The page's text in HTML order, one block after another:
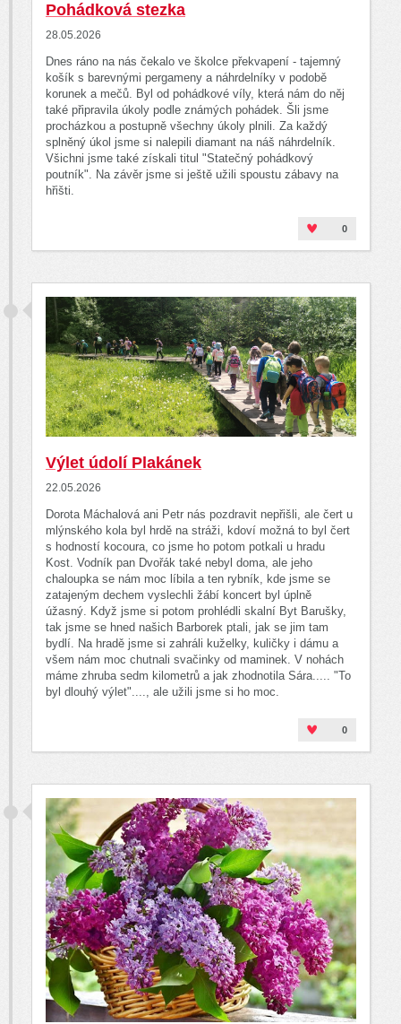
Pohádková stezka
28.05.2026
Dnes ráno na nás čekalo ve školce překvapení - tajemný
košík s barevnými pergameny a náhrdelníky v podobě
korunek a mečů. Byl od pohádkové víly, která nám do něj
také připravila úkoly podle známých pohádek. Šli jsme
procházkou a postupně všechny úkoly plnili. Za každý
splněný úkol jsme si nalepili diamant na náš náhrdelník.
Všichni jsme také získali titul "Statečný pohádkový
poutník". Na závěr jsme si ještě užili spoustu zábavy na
hřišti.
0
Výlet údolí Plakánek
22.05.2026
Dorota Máchalová ani Petr nás pozdravit nepřišli, ale čert u
mlýnského kola byl hrdě na stráži, kdoví možná to byl čert
s hodností kocoura, co jsme ho potom potkali u hradu
Kost. Vodník pan Dvořák také nebyl doma, ale jeho
chaloupka se nám moc líbila a ten rybník, kde jsme se
zatajeným dechem vyslechli žábí koncert byl úplně
úžasný. Když jsme si potom prohlédli skalní Byt Barušky,
tak jsme se hned našich Barborek ptali, jak se jim tam
bydlí. Na hradě jsme si zahráli kuželky, kuličky i dámu a
všem nám moc chutnali svačinky od maminek. V nohách
máme zhruba sedm kilometrů a jak zhodnotila Sára..... "To
byl dlouhý výlet"...., ale užili jsme si ho moc.
0